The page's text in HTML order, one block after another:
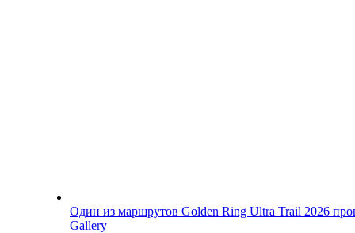
Один из маршрутов Golden Ring Ultra Trail 2026
Gallery